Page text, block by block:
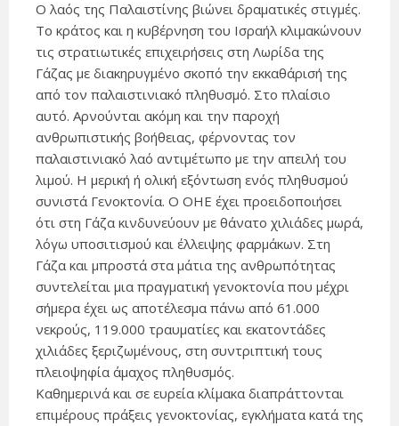
Ο λαός της Παλαιστίνης βιώνει δραματικές στιγμές.
Το κράτος και η κυβέρνηση του Ισραήλ κλιμακώνουν
τις στρατιωτικές επιχειρήσεις στη Λωρίδα της
Γάζας με διακηρυγμένο σκοπό την εκκαθάρισή της
από τον παλαιστινιακό πληθυσμό. Στο πλαίσιο
αυτό. Αρνούνται ακόμη και την παροχή
ανθρωπιστικής βοήθειας, φέρνοντας τον
παλαιστινιακό λαό αντιμέτωπο με την απειλή του
λιμού. Η μερική ή ολική εξόντωση ενός πληθυσμού
συνιστά Γενοκτονία. Ο ΟΗΕ έχει προειδοποιήσει
ότι στη Γάζα κινδυνεύουν με θάνατο χιλιάδες μωρά,
λόγω υποσιτισμού και έλλειψης φαρμάκων. Στη
Γάζα και μπροστά στα μάτια της ανθρωπότητας
συντελείται μια πραγματική γενοκτονία που μέχρι
σήμερα έχει ως αποτέλεσμα πάνω από 61.000
νεκρούς, 119.000 τραυματίες και εκατοντάδες
χιλιάδες ξεριζωμένους, στη συντριπτική τους
πλειοψηφία άμαχος πληθυσμός.
Καθημερινά και σε ευρεία κλίμακα διαπράττονται
επιμέρους πράξεις γενοκτονίας, εγκλήματα κατά της